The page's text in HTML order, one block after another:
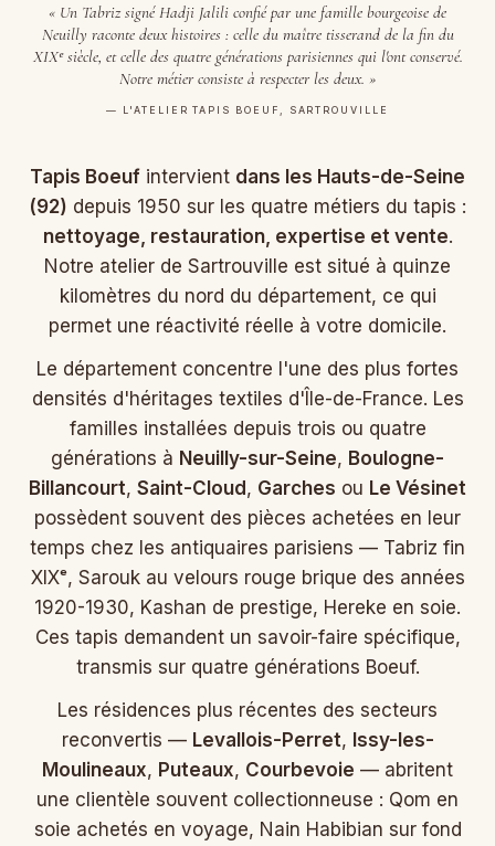
« Un Tabriz signé Hadji Jalili confié par une famille bourgeoise de
Neuilly raconte deux histoires : celle du maître tisserand de la fin du
XIXᵉ siècle, et celle des quatre générations parisiennes qui l'ont conservé.
Notre métier consiste à respecter les deux. »
— L'ATELIER TAPIS BOEUF, SARTROUVILLE
Tapis Boeuf intervient dans les Hauts-de-Seine
(92) depuis 1950 sur les quatre métiers du tapis :
nettoyage, restauration, expertise et vente.
Notre atelier de Sartrouville est situé à quinze
kilomètres du nord du département, ce qui
permet une réactivité réelle à votre domicile.
Le département concentre l'une des plus fortes
densités d'héritages textiles d'Île-de-France. Les
familles installées depuis trois ou quatre
générations à Neuilly-sur-Seine, Boulogne-
Billancourt, Saint-Cloud, Garches ou Le Vésinet
possèdent souvent des pièces achetées en leur
temps chez les antiquaires parisiens — Tabriz fin
XIXᵉ, Sarouk au velours rouge brique des années
1920-1930, Kashan de prestige, Hereke en soie.
Ces tapis demandent un savoir-faire spécifique,
transmis sur quatre générations Boeuf.
Les résidences plus récentes des secteurs
reconvertis — Levallois-Perret, Issy-les-
Moulineaux, Puteaux, Courbevoie — abritent
une clientèle souvent collectionneuse : Qom en
soie achetés en voyage, Nain Habibian sur fond